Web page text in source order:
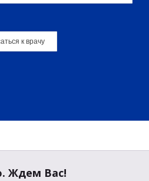
Ждем Вас!